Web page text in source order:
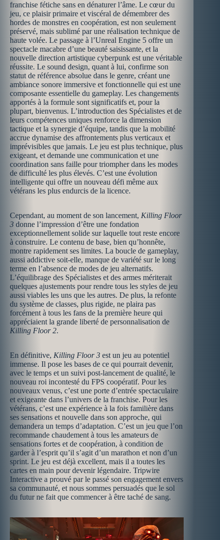
franchise fétiche sans en dénaturer l’âme. Le cœur du
jeu, ce plaisir primaire et viscéral de démembrer des
hordes de monstres en coopération, est non seulement
préservé, mais sublimé par une réalisation technique de
haute volée. Le passage à l’Unreal Engine 5 offre un
spectacle macabre d’une beauté saisissante, et la
nouvelle direction artistique cyberpunk est une véritable
réussite. Le sound design, quant à lui, confirme son
statut de référence absolue dans le genre, créant une
ambiance sonore immersive et fonctionnelle qui est une
composante essentielle du gameplay. Les changements
apportés à la formule sont significatifs et, pour la
plupart, bienvenus. L’introduction des Spécialistes et de
leurs compétences uniques renforce la dimension
tactique et la synergie d’équipe, tandis que la mobilité
accrue dynamise des affrontements plus verticaux et
imprévisibles que jamais. Le jeu est plus technique, plus
exigeant, et demande une communication et une
coordination sans faille pour triompher dans les modes
de difficulté les plus élevés. C’est une évolution
intelligente qui offre un nouveau défi même aux
vétérans les plus endurcis de la licence.
Cependant, au moment de son lancement, Killing Floor
3 donne l’impression d’être une fondation
exceptionnellement solide sur laquelle tout reste encore
à construire. Le contenu de base, bien qu’honnête,
montre rapidement ses limites. La boucle de gameplay,
aussi addictive soit-elle, manque de variété sur le long
terme en l’absence de modes de jeu alternatifs.
L’équilibrage des Spécialistes et des armes mériterait
quelques ajustements pour rendre tous les styles de jeu
aussi viables les uns que les autres. De plus, la refonte
du système de classes, plus rigide, ne plaira pas
forcément à tous les fans de la première heure qui
appréciaient la grande liberté de personnalisation de
Killing Floor 2.
En définitive, Killing Floor 3 est un jeu au potentiel
immense. Il pose les bases de ce qui pourrait devenir,
avec le temps et un suivi post-lancement de qualité, le
nouveau roi incontesté du FPS coopératif. Pour les
nouveaux venus, c’est une porte d’entrée spectaculaire
et exigeante dans l’univers de la franchise. Pour les
vétérans, c’est une expérience à la fois familière dans
ses sensations et nouvelle dans son approche, qui
demandera un temps d’adaptation. C’est un jeu que l’on
recommande chaudement à tous les amateurs de
sensations fortes et de coopération, à condition de
garder à l’esprit qu’il s’agit d’un marathon et non d’un
sprint. Le jeu est déjà excellent, mais il a toutes les
cartes en main pour devenir légendaire. Tripwire
Interactive a prouvé par le passé son engagement envers
sa communauté, et nous sommes persuadés que le sol
du futur ne fait que commencer à être taché de sang.